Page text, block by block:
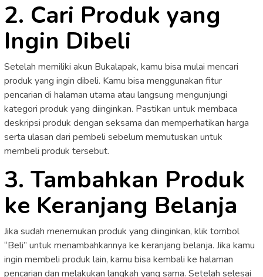
2. Cari Produk yang
Ingin Dibeli
Setelah memiliki akun Bukalapak, kamu bisa mulai mencari
produk yang ingin dibeli. Kamu bisa menggunakan fitur
pencarian di halaman utama atau langsung mengunjungi
kategori produk yang diinginkan. Pastikan untuk membaca
deskripsi produk dengan seksama dan memperhatikan harga
serta ulasan dari pembeli sebelum memutuskan untuk
membeli produk tersebut.
3. Tambahkan Produk
ke Keranjang Belanja
Jika sudah menemukan produk yang diinginkan, klik tombol
“Beli” untuk menambahkannya ke keranjang belanja. Jika kamu
ingin membeli produk lain, kamu bisa kembali ke halaman
pencarian dan melakukan langkah yang sama. Setelah selesai